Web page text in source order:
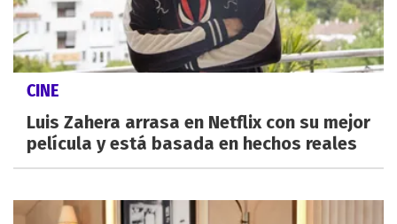
CINE
Luis Zahera arrasa en Netflix con su mejor
película y está basada en hechos reales